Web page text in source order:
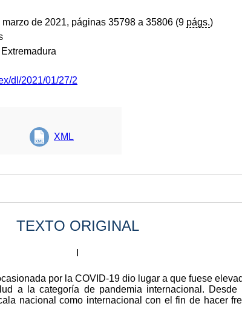
de 2021, páginas 35798 a 35806 (9 págs.)
dl/2021/01/27/2
XML
TEXTO ORIGINAL
por la COVID-19 dio lugar a que fuese
a la categoría de pandemia internacional.
nacional como internacional con el fin de hacer